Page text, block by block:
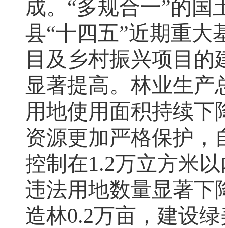
成。 “多规合一”的国
县“十四五”近期重大
目及乡村振兴项目的
显著提高。 林业生产
用地使用面积持续下
资源更加严格保护 ，
控制在1.2万立方米
违法用地数量显著下
造林0.2万亩 ， 建设